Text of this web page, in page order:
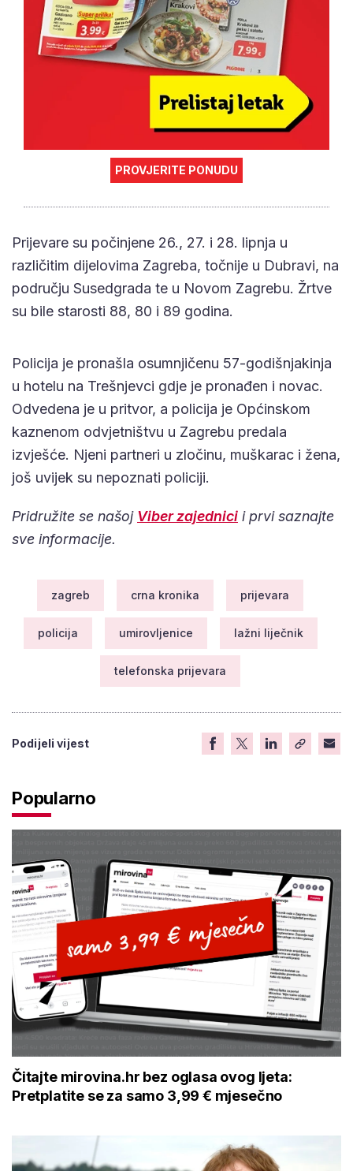
PROVJERITE PONUDU
Prijevare su počinjene 26., 27. i 28. lipnja u
različitim dijelovima Zagreba, točnije u Dubravi, na
području Susedgrada te u Novom Zagrebu. Žrtve
su bile starosti 88, 80 i 89 godina.
Policija je pronašla osumnjičenu 57-godišnjakinja
u hotelu na Trešnjevci gdje je pronađen i novac.
Odvedena je u pritvor, a policija je Općinskom
kaznenom odvjetništvu u Zagrebu predala
izvješće. Njeni partneri u zločinu, muškarac i žena,
još uvijek su nepoznati policiji.
Pridružite se našoj Viber zajednici i prvi saznajte
sve informacije.
zagreb crna kronika prijevara
policija umirovljenice lažni liječnik
telefonska prijevara
Podijeli vijest
Popularno
Čitajte mirovina.hr bez oglasa ovog ljeta:
Pretplatite se za samo 3,99 € mjesečno